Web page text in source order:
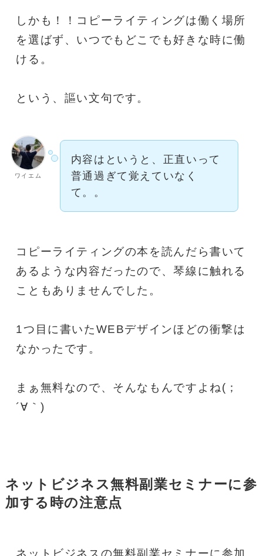
しかも！！コピーライティングは働く場所
を選ばず、いつでもどこでも好きな時に働
ける。
という、謳い文句です。
ワイエム
内容はというと、正直いって
普通過ぎて覚えていなく
て。。
コピーライティングの本を読んだら書いて
あるような内容だったので、琴線に触れる
こともありませんでした。
1つ目に書いたWEBデザインほどの衝撃は
なかったです。
まぁ無料なので、そんなもんですよね(；
´∀｀)
ネットビジネス無料副業セミナーに参
加する時の注意点
ネットビジネスの無料副業セミナーに参加